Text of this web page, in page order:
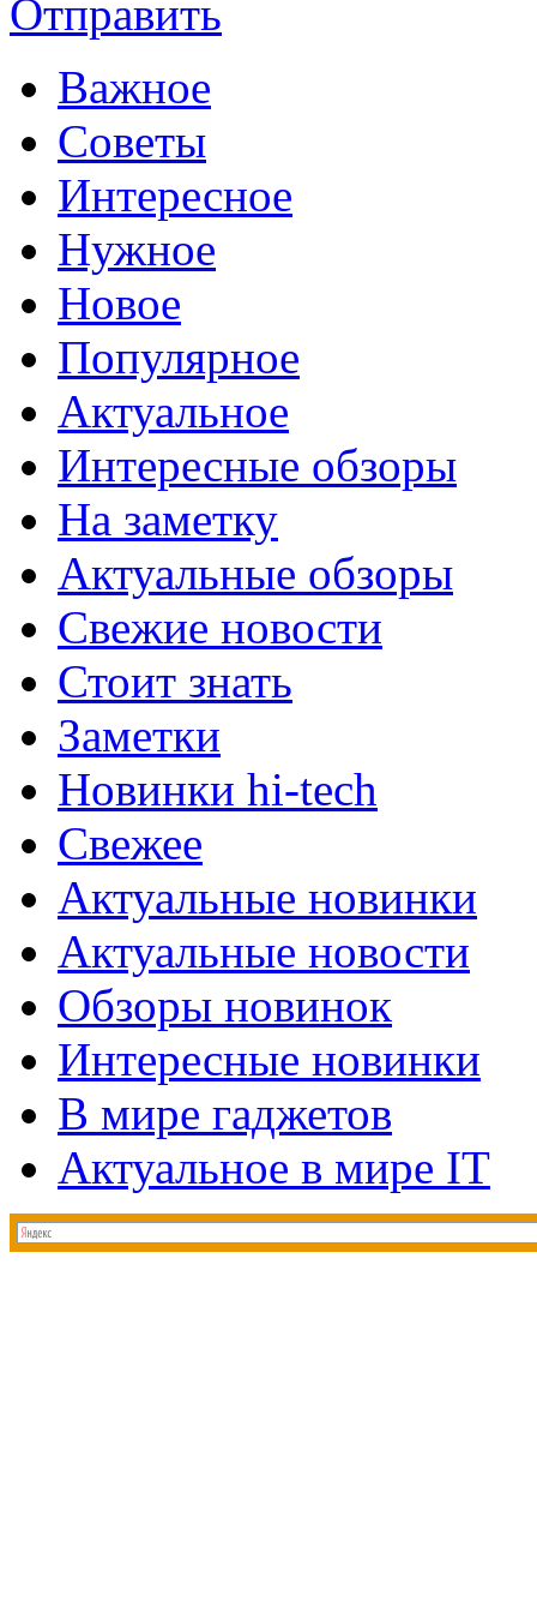
Отправить
Важное
Советы
Интересное
Нужное
Новое
Популярное
Актуальное
Интересные обзоры
На заметку
Актуальные обзоры
Свежие новости
Стоит знать
Заметки
Новинки hi-tech
Свежее
Актуальные новинки
Актуальные новости
Обзоры новинок
Интересные новинки
В мире гаджетов
Актуальное в мире IT